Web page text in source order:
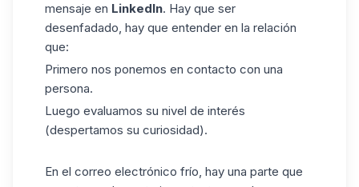
mensaje en LinkedIn. Hay que ser
desenfadado, hay que entender en la relación
que:
Primero nos ponemos en contacto con una
persona.
Luego evaluamos su nivel de interés
(despertamos su curiosidad).
En el correo electrónico frío, hay una parte que